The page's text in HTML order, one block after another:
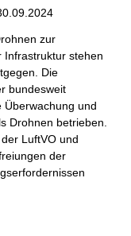
zur
Infrastruktur stehen
Die
bundesweit
Überwachung und
Drohnen betrieben.
LuftVO und
der